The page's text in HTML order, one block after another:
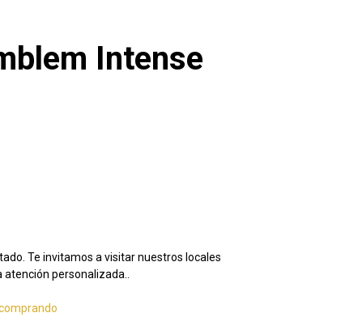
Intense
Te invitamos a visitar nuestros locales
personalizada..